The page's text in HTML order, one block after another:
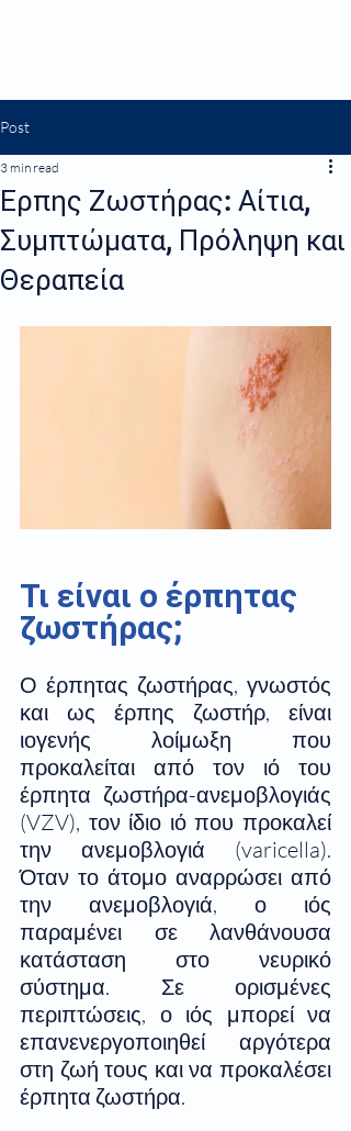
Post
Έρπης Ζωστήρας: Αίτια,
Συμπτώματα, Πρόληψη και
Θεραπεία
3 min read
Τι είναι ο έρπητας
ζωστήρας;
Ο έρπητας ζωστήρας, γνωστός
και ως έρπης ζωστήρ, είναι
ιογενής λοίμωξη που
προκαλείται από τον ιό του
έρπητα ζωστήρα-ανεμοβλογιάς
(VZV), τον ίδιο ιό που προκαλεί
την ανεμοβλογιά (varicella).
Όταν το άτομο αναρρώσει από
την ανεμοβλογιά, ο ιός
παραμένει σε λανθάνουσα
κατάσταση στο νευρικό
σύστημα. Σε ορισμένες
περιπτώσεις, ο ιός μπορεί να
επανενεργοποιηθεί αργότερα
στη ζωή τους και να προκαλέσει
έρπητα ζωστήρα.